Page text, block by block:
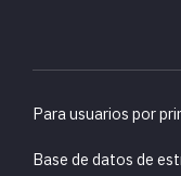
Para usuarios por
Base de datos de